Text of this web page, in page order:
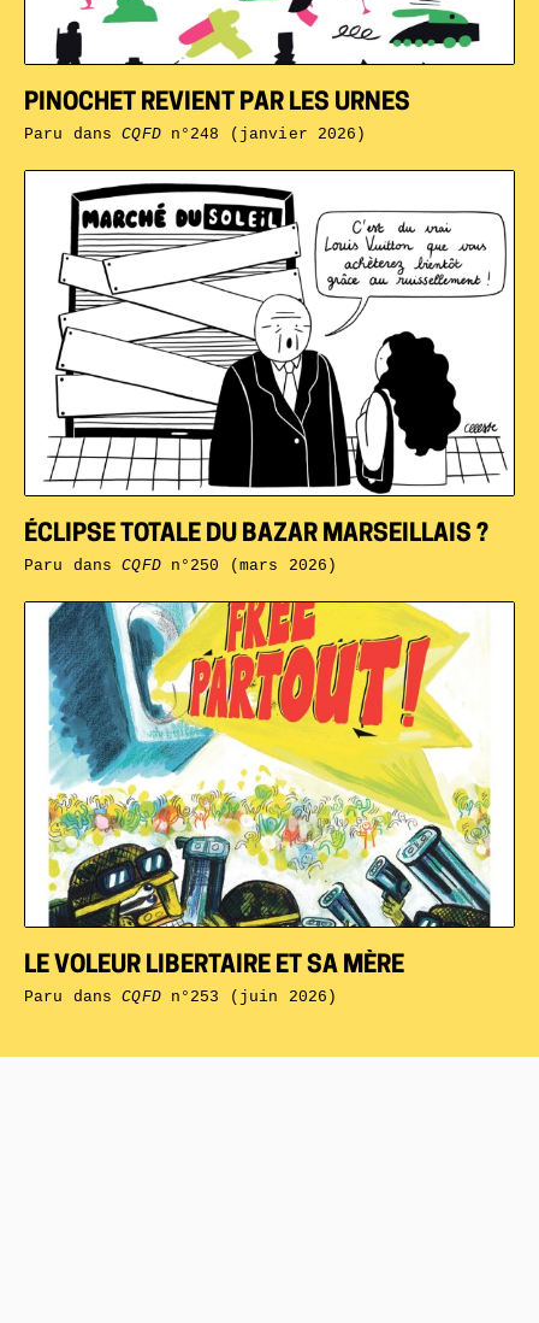
LE VOLEUR LIBERTAIRE ET SA MÈRE
Paru dansCQFDn°253 (juin 2026)
ÉCLIPSE TOTALE DU BAZAR MARSEILLAIS ?
Paru dansCQFDn°250 (mars 2026)
PINOCHET REVIENT PAR LES URNES
Paru dansCQFDn°248 (janvier 2026)